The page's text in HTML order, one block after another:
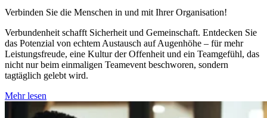
Verbinden Sie die Menschen in und mit Ihrer Organisation!
Verbundenheit schafft Sicherheit und Gemeinschaft. Entdecken Sie
das Potenzial von echtem Austausch auf Augenhöhe – für mehr
Leistungsfreude, eine Kultur der Offenheit und ein Teamgefühl, das
nicht nur beim einmaligen Teamevent beschworen, sondern
tagtäglich gelebt wird.
Mehr lesen